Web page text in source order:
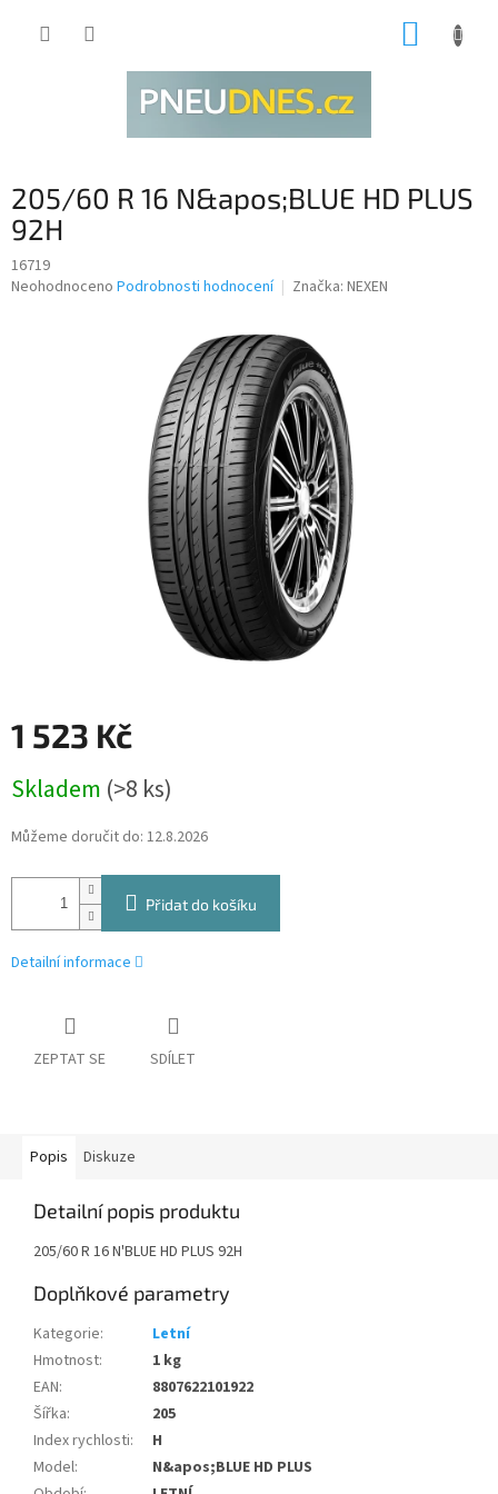
205/60 R 16 N&apos;BLUE HD PLUS
92H
16719
Průměrné
Neohodnoceno Podrobnosti hodnocení Značka: NEXEN
1 523 Kč
cena:
Skladem (>8 ks)
Můžeme doručit do: 12.8.2026
Přidat do košíku
Detailní informace
ZEPTAT SE SDÍLET
Popis Diskuze
Detailní popis produktu
205/60 R 16 N'BLUE HD PLUS 92H
Doplňkové parametry
Kategorie:
Letní
Hmotnost:
1 kg
EAN:
8807622101922
Šířka:
205
Index rychlosti:
H
Model:
N&apos;BLUE HD PLUS